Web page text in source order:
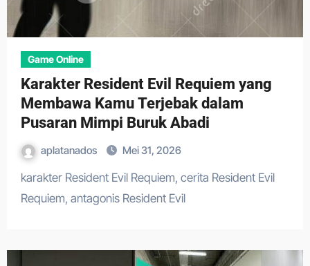
Game Online
Karakter Resident Evil Requiem yang
Membawa Kamu Terjebak dalam
Pusaran Mimpi Buruk Abadi
aplatanados Mei 31, 2026
karakter Resident Evil Requiem, cerita Resident Evil
Requiem, antagonis Resident Evil